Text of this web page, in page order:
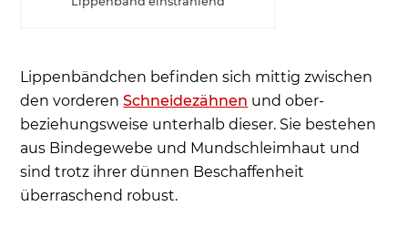
gefährlich für das Zahnfleisch?
Das Lippenbändchen-Piercing richtig pflegen
Häufige Patientenfragen
Lippenbändchen befinden sich mittig zwischen
den vorderenSchneidezähnen und ober-
beziehungsweise unterhalb dieser. Sie bestehen
aus Bindegewebe und Mundschleimhaut und
sind trotz ihrer dünnen Beschaffenheit
überraschend robust.